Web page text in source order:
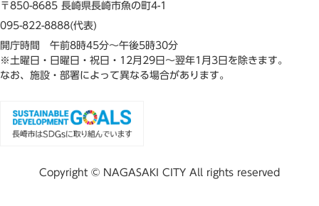
〒850-8685 長崎県長崎市魚の町4-1
095-822-8888(代表)
開庁時間 午前8時45分～午後5時30分
※土曜日・日曜日・祝日・12月29日～翌年1月3日を除きます。
なお、施設・部署によって異なる場合があります。
Copyright © NAGASAKI CITY All rights reserved